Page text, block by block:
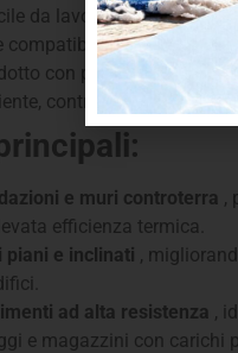
da lavorare e installare,
compatibile con vari
con processi eco-
contribuendo alla
e muri controterra ,
efficienza termica.
piani e inclinati ,
ad alta resistenza ,
e magazzini con carichi